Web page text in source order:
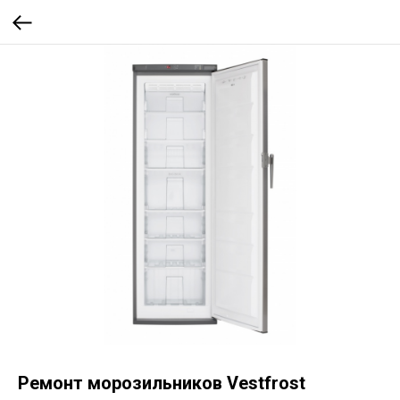
Ремонт морозильников Vestfrost